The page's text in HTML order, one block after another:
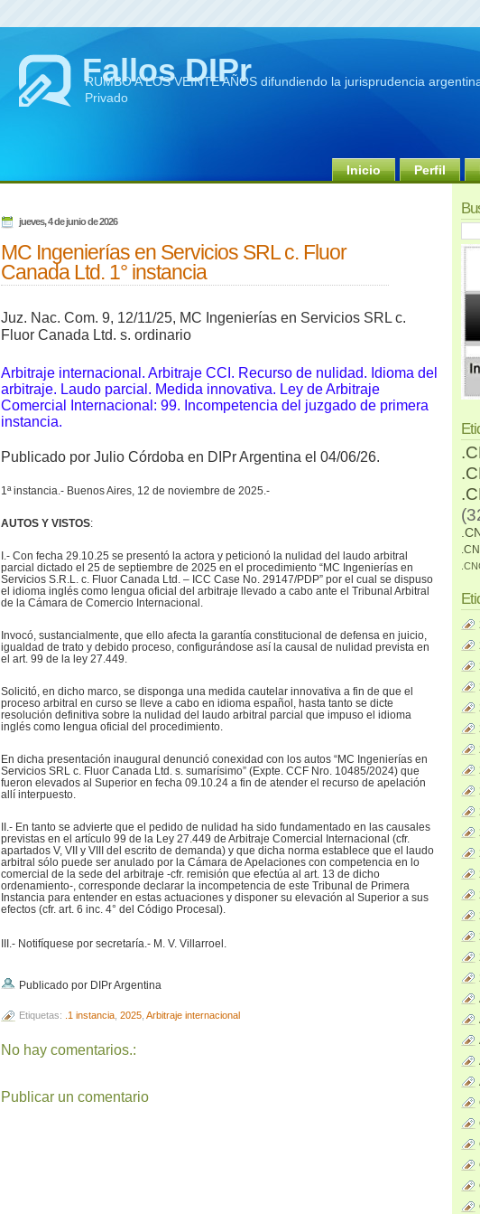
Fallos DIPr
RUMBO A LOS VEINTE AÑOS difundiendo la jurisprudencia
Privado
Inicio Perfil
jueves, 4 de junio de 2026
MC Ingenierías en Servicios SRL c. Fluor
Canada Ltd. 1° instancia
Juz. Nac. Com. 9, 12/11/25, MC Ingenierías en Servicios SRL c.
Fluor Canada Ltd. s. ordinario
Arbitraje internacional. Arbitraje CCI. Recurso de nulidad. Idioma del
arbitraje. Laudo parcial. Medida innovativa. Ley de Arbitraje
Comercial Internacional: 99. Incompetencia del juzgado de primera
instancia.
Publicado por Julio Córdoba en DIPr Argentina el 04/06/26.
1ª instancia.- Buenos Aires, 12 de noviembre de 2025.-
AUTOS Y VISTOS:
I.- Con fecha 29.10.25 se presentó la actora y peticionó la nulidad del laudo arbitral
parcial dictado el 25 de septiembre de 2025 en el procedimiento “MC Ingenierías en
Servicios S.R.L. c. Fluor Canada Ltd. – ICC Case No. 29147/PDP” por el cual se dispuso
el idioma inglés como lengua oficial del arbitraje llevado a cabo ante el Tribunal Arbitral
de la Cámara de Comercio Internacional.
Invocó, sustancialmente, que ello afecta la garantía constitucional de defensa en juicio,
igualdad de trato y debido proceso, configurándose así la causal de nulidad prevista en
el art. 99 de la ley 27.449.
Solicitó, en dicho marco, se disponga una medida cautelar innovativa a fin de que el
proceso arbitral en curso se lleve a cabo en idioma español, hasta tanto se dicte
resolución definitiva sobre la nulidad del laudo arbitral parcial que impuso el idioma
inglés como lengua oficial del procedimiento.
En dicha presentación inaugural denunció conexidad con los autos “MC Ingenierías en
Servicios SRL c. Fluor Canada Ltd. s. sumarísimo” (Expte. CCF Nro. 10485/2024) que
fueron elevados al Superior en fecha 09.10.24 a fin de atender el recurso de apelación
allí interpuesto.
II.- En tanto se advierte que el pedido de nulidad ha sido fundamentado en las causales
previstas en el artículo 99 de la Ley 27.449 de Arbitraje Comercial Internacional (cfr.
apartados V, VII y VIII del escrito de demanda) y que dicha norma establece que el laudo
arbitral sólo puede ser anulado por la Cámara de Apelaciones con competencia en lo
comercial de la sede del arbitraje -cfr. remisión que efectúa al art. 13 de dicho
ordenamiento-, corresponde declarar la incompetencia de este Tribunal de Primera
Instancia para entender en estas actuaciones y disponer su elevación al Superior a sus
efectos (cfr. art. 6 inc. 4° del Código Procesal).
III.- Notifíquese por secretaría.- M. V. Villarroel.
Publicado por DIPr Argentina
Etiquetas: .1 instancia 2025 Arbitraje internacional
No hay comentarios.:
Publicar un comentario